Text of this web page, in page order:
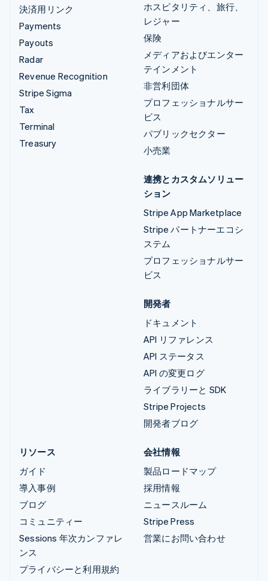
決済用リンク
Payments
Payouts
Radar
Revenue Recognition
Stripe Sigma
Tax
Terminal
Treasury
ホスピタリティ、旅行、
レジャー
保険
メディアおよびエンター
テインメント
非営利団体
プロフェッショナルサー
ビス
パブリックセクター
小売業
連携とカスタムソリュー
ション
Stripe App Marketplace
Stripe パートナーエコシ
ステム
プロフェッショナルサー
ビス
開発者
ドキュメント
API リファレンス
API ステータス
API の変更ログ
ライブラリーと SDK
Stripe Projects
開発者ブログ
リソース
ガイド
導入事例
ブログ
コミュニティー
Sessions 年次カンファレ
ンス
プライバシーと利用規約
会社情報
製品ロードマップ
採用情報
ニュースルーム
Stripe Press
営業にお問い合わせ